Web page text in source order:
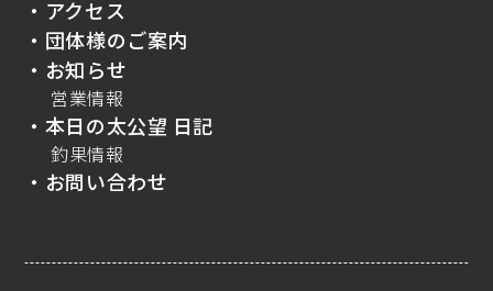
・アクセス
・団体様のご案内
・お知らせ
営業情報
・本日の太公望 日記
釣果情報
・お問い合わせ